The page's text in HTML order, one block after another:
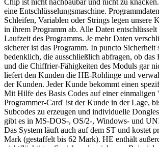
eine Entschlüsselungsmaschine.
Schleifen, Variablen oder Strings legen unsere
in ihrem Programm ab. Alle Daten
Laufzeit des Programms. Je mehr Daten
sicherer ist das Programm. In puncto Sicherheit
bedenklich, die ausschließlich abfragen, ob das
und die Chiffrier-Fähigkeiten des Moduls gar
liefert den Kunden die HE-Rohlinge und
der Kunden. Jeder Kunde bekommt einen
Mit Hilfe des Basis Codes auf einer einmaligen
Programmer-Card' ist der Kunde in der Lage,
Subcodes zu erzeugen und individuelle
gibt es in MS-DOS-, OS/2-, Windows- und
Das System läuft auch auf dem ST und kostet
Mark (gestaffelt bis 62 Mark). HE enthält